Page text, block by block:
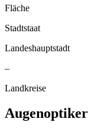
Fläche
Stadtstaat
Landeshauptstadt
–
Landkreise
Augenoptiker